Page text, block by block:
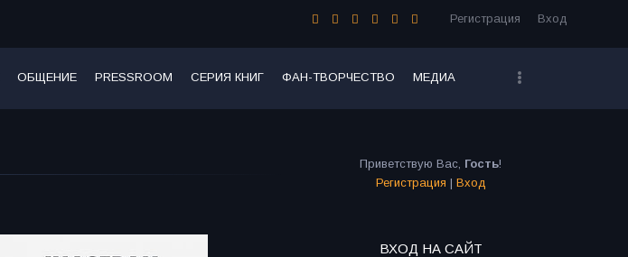
Регистрация Вход
ОБЩЕНИЕ PRESSROOM СЕРИЯ КНИГ ФАН-ТВОРЧЕСТВО МЕДИА
Приветствую Вас, Гость!
Регистрация | Вход
ВХОД НА САЙТ